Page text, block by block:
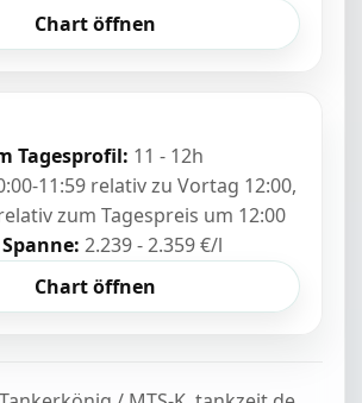
Chart öffnen
Tagesprofil: 11 - 12h
11:59 relativ zu Vortag 12:00,
zum Tagespreis um 12:00
2.239 - 2.359 €/l
Chart öffnen